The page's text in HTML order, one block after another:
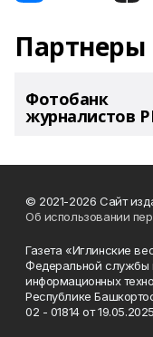
Партнеры
Фотобанк
журналистов
© 2021-2026 Сайт
Об использовании
Газета «Иглинские
Федеральной службы
информационных
Республике
02 - 01814 от